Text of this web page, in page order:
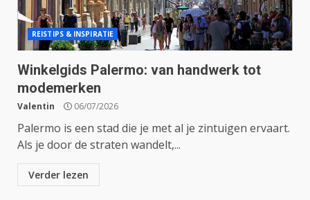
REISTIPS & INSPIRATIE
Winkelgids Palermo: van handwerk tot
modemerken
Valentin 06/07/2026
Palermo is een stad die je met al je zintuigen ervaart.
Als je door de straten wandelt,...
Verder lezen